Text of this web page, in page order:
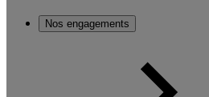
Nos engagements